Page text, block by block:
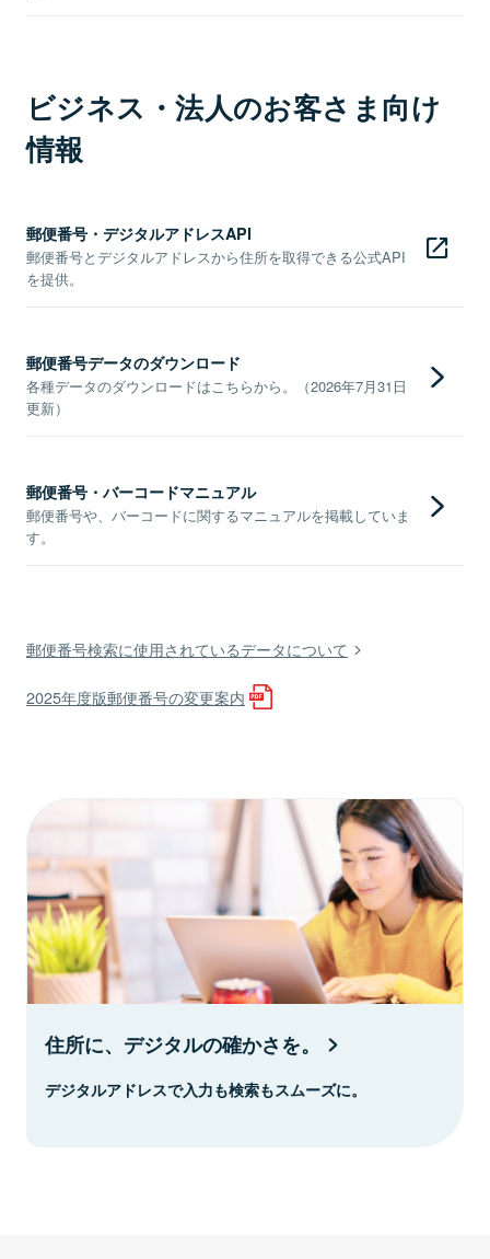
ビジネス・法人のお客さま向け
情報
郵便番号・デジタルアドレスAPI
郵便番号とデジタルアドレスから住所を取得できる公式API
を提供。
郵便番号データのダウンロード
各種データのダウンロードはこちらから。（2026年7月31日
更新）
郵便番号・バーコードマニュアル
郵便番号や、バーコードに関するマニュアルを掲載していま
す。
郵便番号検索に使用されているデータについて
2025年度版郵便番号の変更案内
住所に、デジタルの確かさを。
デジタルアドレスで入力も検索もスムーズに。